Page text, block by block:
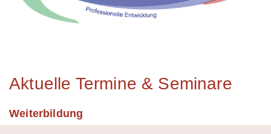
Aktuelle Termine & Seminare
Weiterbildung